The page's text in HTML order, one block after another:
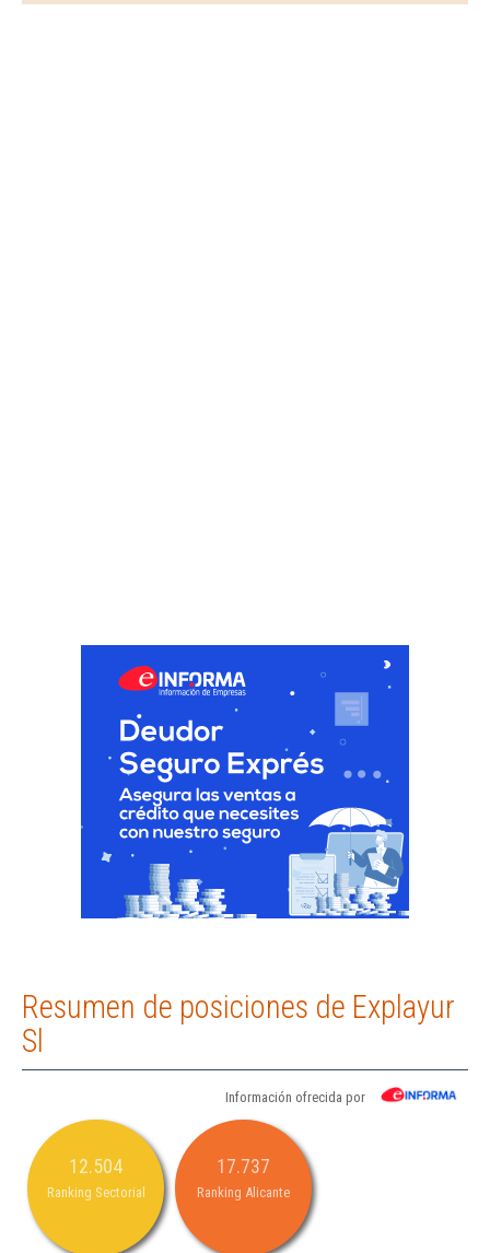
Resumen de posiciones de Explayur
Sl
Información ofrecida por
12.504
Ranking Sectorial
17.737
Ranking Alicante